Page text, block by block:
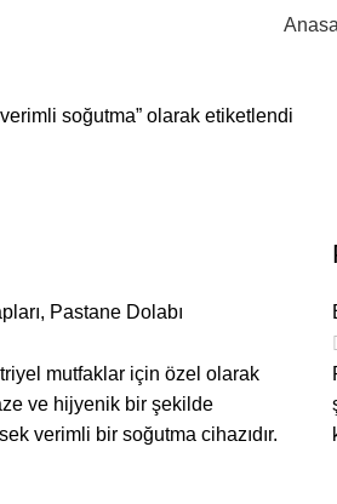
soğutma” olarak etiketlendi
, Pastane Dolabı
mutfaklar için özel olarak
ve hijyenik bir şekilde
verimli bir soğutma cihazıdır.